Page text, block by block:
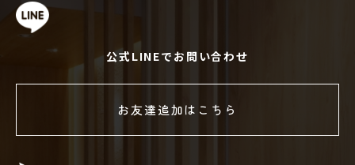
公式LINEでお問い合わせ
お友達追加はこちら